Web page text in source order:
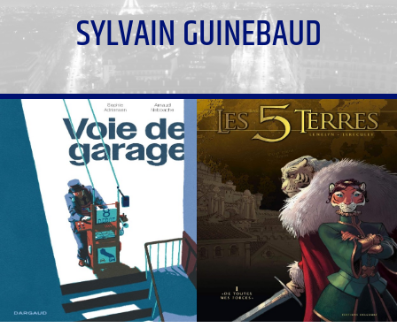
SYLVAIN GUINEBAUD